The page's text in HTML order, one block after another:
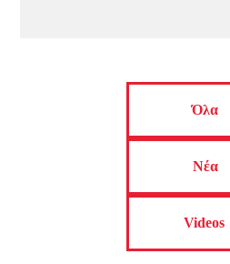
Όλα
Νέα
Videos